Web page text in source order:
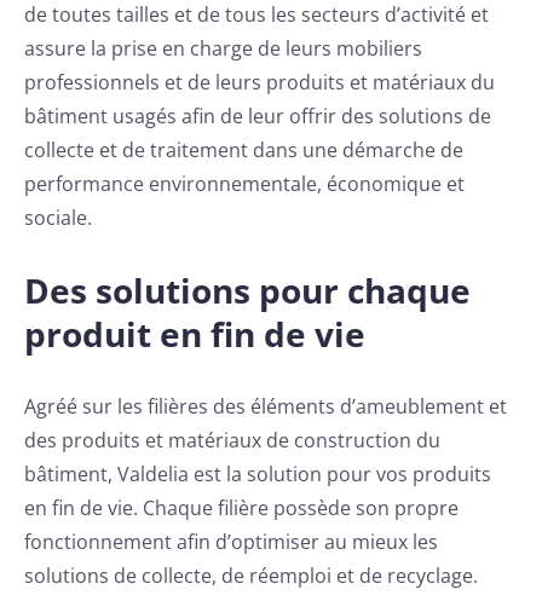
de toutes tailles et de tous les secteurs d’activité et
assure la prise en charge de leurs mobiliers
professionnels et de leurs produits et matériaux du
bâtiment usagés afin de leur offrir des solutions de
collecte et de traitement dans une démarche de
performance environnementale, économique et
sociale.
Des solutions pour chaque
produit en fin de vie
Agréé sur les filières des éléments d’ameublement et
des produits et matériaux de construction du
bâtiment, Valdelia est la solution pour vos produits
en fin de vie. Chaque filière possède son propre
fonctionnement afin d’optimiser au mieux les
solutions de collecte, de réemploi et de recyclage.